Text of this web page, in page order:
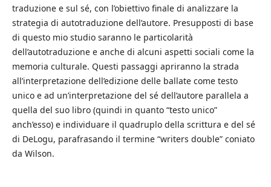
traduzione e sul sé, con l’obiettivo finale di analizzare la
strategia di autotraduzione dell’autore. Presupposti di base
di questo mio studio saranno le particolarità
dell’autotraduzione e anche di alcuni aspetti sociali come la
memoria culturale. Questi passaggi apriranno la strada
all’interpretazione dell’edizione delle ballate come testo
unico e ad un’interpretazione del sé dell’autore parallela a
quella del suo libro (quindi in quanto “testo unico”
anch’esso) e individuare il quadruplo della scrittura e del sé
di DeLogu, parafrasando il termine “writers double” coniato
da Wilson.